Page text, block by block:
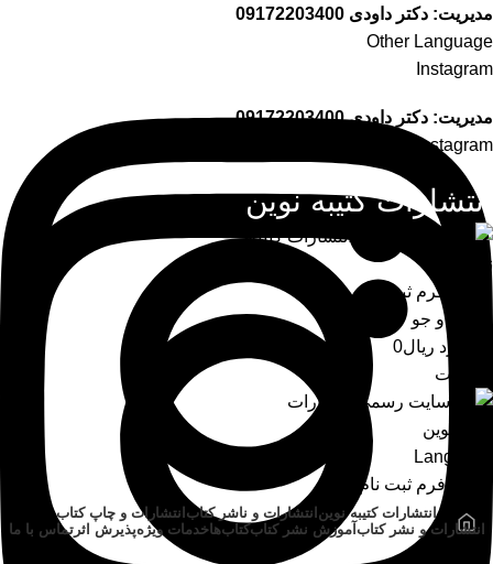
مدیریت: دکتر داودی 09172203400
Other Language
Instagram
مدیریت: دکتر داودی09172203400
Instagram
انتشارات کتیبه نوین
ورود / فرم ثبت نام
جست و جو
موارد ریال0
فهرست
Language
ورود / فرم ثبت نام
انتشارات کتیبه نوین انتشارات و ناشر کتاب انتشارات و چاپ کتاب
انتشارات و نشر کتاب آموزش نشر کتابکتاب‌هاخدمات ویژهپذیرش اثرتماس با ما